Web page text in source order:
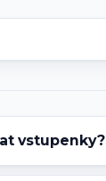
vstupenky?